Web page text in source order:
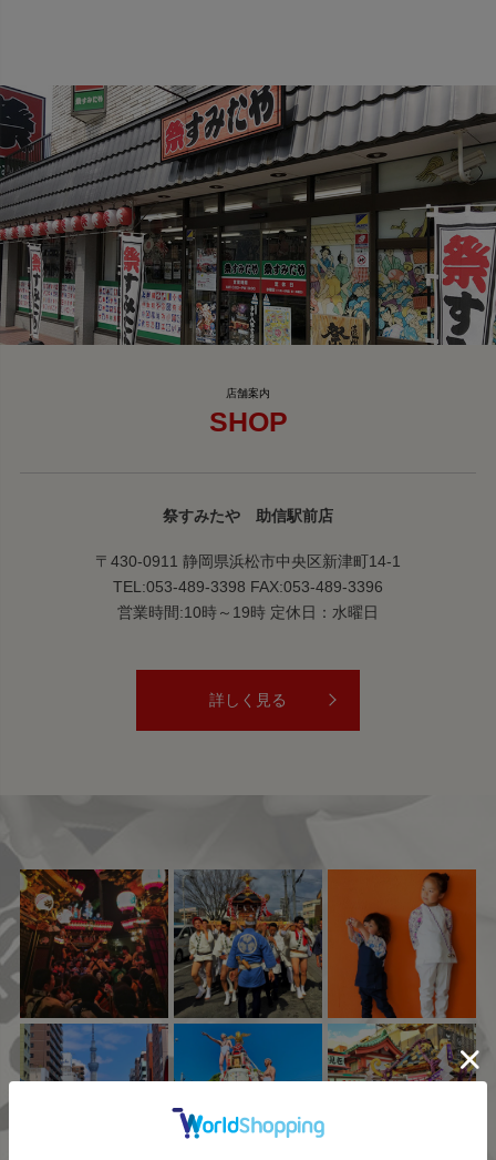
SHOP
祭すみたや 助信駅前店
〒430-0911 静岡県浜松市中央区新津町14-1
TEL:053-489-3398 FAX:053-489-3396
営業時間:10時～19時 定休日：水曜日
詳しく見る